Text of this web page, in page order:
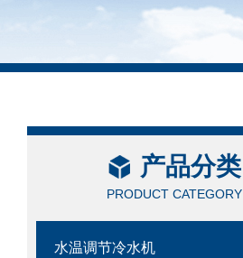
产品分类
PRODUCT CATEGORY
水温调节冷水机